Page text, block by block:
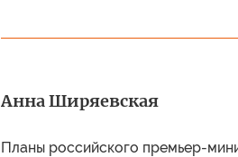
Анна Ширяевская
Планы российского премьер-